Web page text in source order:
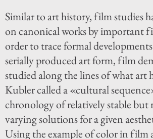
Similar to art history, film studies
on canonical works by important
order to trace formal
serially produced art form, film
studied along the lines of what art
Kubler called a «cultural
chronology of relatively stable but
varying solutions for a given
Using the example of color in film